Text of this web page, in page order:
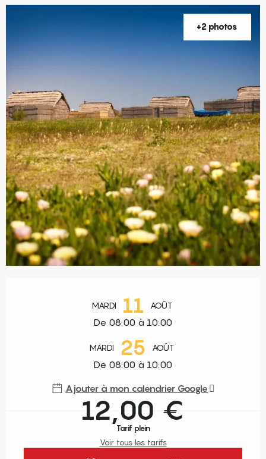
+2 photos
MARDI 11 AOÛT
De 08:00 à 10:00
MARDI 25 AOÛT
De 08:00 à 10:00
Ajouter à mon calendrier Google
12,00 €
Tarif plein
Voir tous les tarifs